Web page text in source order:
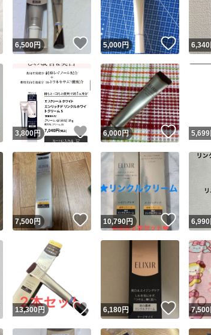
他フリマ実績◯+ この
スピード&安心発送
※このバッジは実績に基づく表示で
スピード＆安心発送
この
スピード発送 この
安心発送 この
いいね！
6,500円 いいね！
5,000円 いいね
6,340
いいね！
3,800円 いいね！
6,000円 いいね
5,699
いいね！
7,500円 いいね！
10,790円 いいね
6,990
いいね！
13,300円 いいね！
6,180円 いいね
7,500